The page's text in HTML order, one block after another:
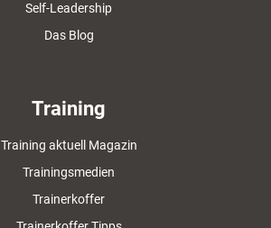
Self-Leadership
Das Blog
Training
Training aktuell Magazin
Trainingsmedien
Trainerkoffer